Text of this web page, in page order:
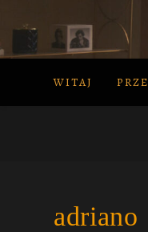
WITAJ
adriano